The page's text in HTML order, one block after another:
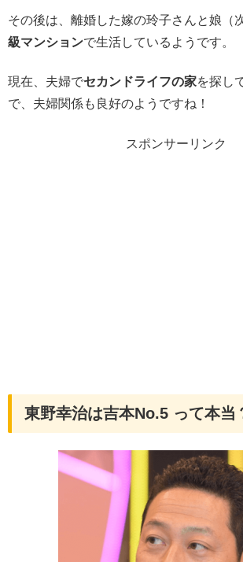
その後は、離婚した嫁の玲子さんと娘（
級マンションで生活しているようです。
現在、夫婦でセカンドライフの家を探し
で、夫婦関係も良好のようですね！
スポンサーリンク
東野幸治は吉本No.5 って本当